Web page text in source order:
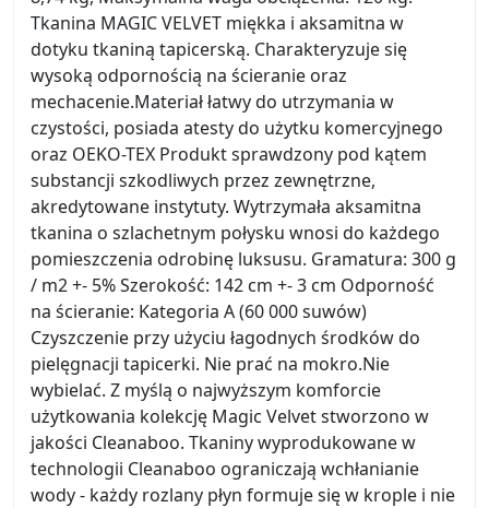
Tkanina MAGIC VELVET miękka i aksamitna w
dotyku tkaniną tapicerską. Charakteryzuje się
wysoką odpornością na ścieranie oraz
mechacenie.Materiał łatwy do utrzymania w
czystości, posiada atesty do użytku komercyjnego
oraz OEKO-TEX Produkt sprawdzony pod kątem
substancji szkodliwych przez zewnętrzne,
akredytowane instytuty. Wytrzymała aksamitna
tkanina o szlachetnym połysku wnosi do każdego
pomieszczenia odrobinę luksusu. Gramatura: 300 g
/ m2 +- 5% Szerokość: 142 cm +- 3 cm Odporność
na ścieranie: Kategoria A (60 000 suwów)
Czyszczenie przy użyciu łagodnych środków do
pielęgnacji tapicerki. Nie prać na mokro.Nie
wybielać. Z myślą o najwyższym komforcie
użytkowania kolekcję Magic Velvet stworzono w
jakości Cleanaboo. Tkaniny wyprodukowane w
technologii Cleanaboo ograniczają wchłanianie
wody - każdy rozlany płyn formuje się w krople i nie